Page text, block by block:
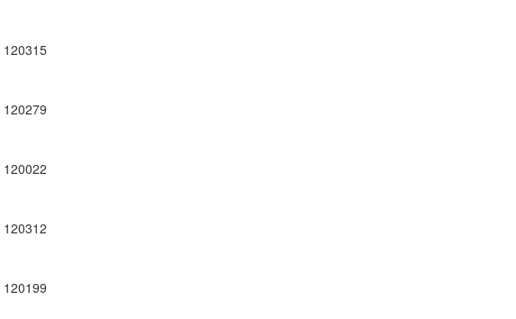
120315
120279
120022
120312
120199